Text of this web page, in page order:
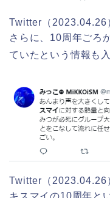
Twitter（2023.04.26
さらに、10周年ごろ
ていたという情報も
Twitter（2023.04.26
キスマイの10周年と